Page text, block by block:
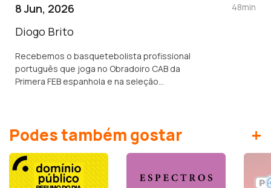
8 Jun, 2026
Diogo Brito
Recebemos o basquetebolista profissional
português que joga no Obradoiro CAB da
Primera FEB espanhola e na seleção
48min
Podes também gostar +